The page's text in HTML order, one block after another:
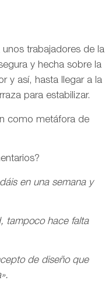
trabajadores de la
y hecha sobre la
y así, hasta llegar a la
para estabilizar.
como metáfora de
en una semana y
tampoco hace falta
de diseño que